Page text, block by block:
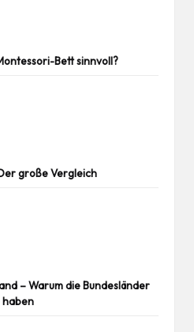
Bett sinnvoll?
große Vergleich
– Warum die Bundesländer
haben